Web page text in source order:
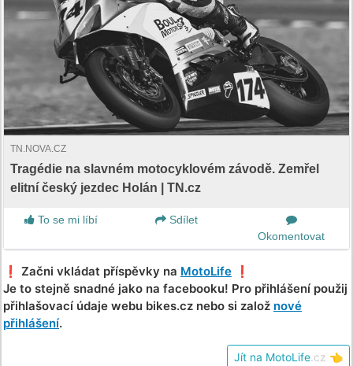
TN.NOVA.CZ
Tragédie na slavném motocyklovém závodě. Zemřel
elitní český jezdec Holán | TN.cz
To se mi líbí
Sdílet
Okomentovat
❗️ Začni vkládat příspěvky na MotoLife ❗️
Je to stejně snadné jako na facebooku! Pro přihlášení použij
přihlašovací údaje webu bikes.cz nebo si založ nové
přihlášení.
Jít na MotoLife .cz 👈